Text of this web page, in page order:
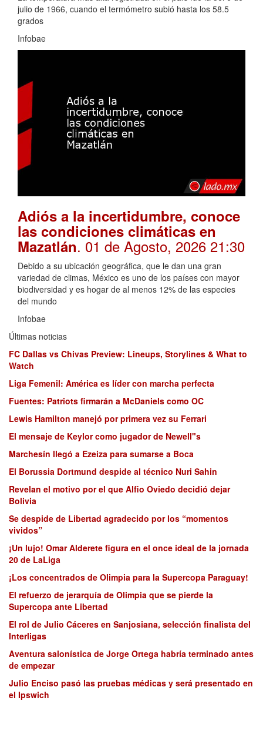
julio de 1966, cuando el termómetro subió hasta los 58.5
grados
Infobae
Adiós a la incertidumbre, conoce
las condiciones climáticas en
Mazatlán. 01 de Agosto, 2026 21:30
Debido a su ubicación geográfica, que le dan una gran
variedad de climas, México es uno de los países con mayor
biodiversidad y es hogar de al menos 12% de las especies
del mundo
Infobae
Últimas noticias
FC Dallas vs Chivas Preview: Lineups, Storylines & What to
Watch
Liga Femenil: América es líder con marcha perfecta
Fuentes: Patriots firmarán a McDaniels como OC
Lewis Hamilton manejó por primera vez su Ferrari
El mensaje de Keylor como jugador de Newell"s
Marchesín llegó a Ezeiza para sumarse a Boca
El Borussia Dortmund despide al técnico Nuri Sahin
Revelan el motivo por el que Alfio Oviedo decidió dejar
Bolivia
Se despide de Libertad agradecido por los “momentos
vividos”
¡Un lujo! Omar Alderete figura en el once ideal de la jornada
20 de LaLiga
¡Los concentrados de Olimpia para la Supercopa Paraguay!
El refuerzo de jerarquía de Olimpia que se pierde la
Supercopa ante Libertad
El rol de Julio Cáceres en Sanjosiana, selección finalista del
Interligas
Aventura salonística de Jorge Ortega habría terminado antes
de empezar
Julio Enciso pasó las pruebas médicas y será presentado en
el Ipswich